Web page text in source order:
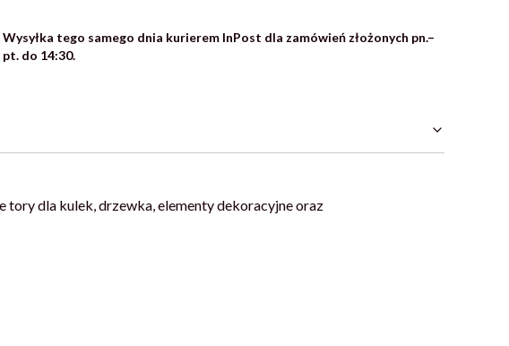
Wysyłka tego samego dnia kurierem InPost dla zamówień złożonych pn.–
pt. do 14:30.
tory dla kulek, drzewka, elementy dekoracyjne oraz